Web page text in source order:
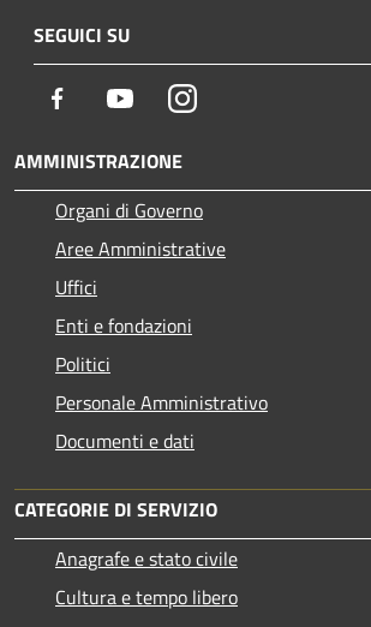
SEGUICI SU
Facebook YoutubeInstagram
AMMINISTRAZIONE
Organi di Governo
Aree Amministrative
Uffici
Enti e fondazioni
Politici
Personale Amministrativo
Documenti e dati
CATEGORIE DI SERVIZIO
Anagrafe e stato civile
Cultura e tempo libero